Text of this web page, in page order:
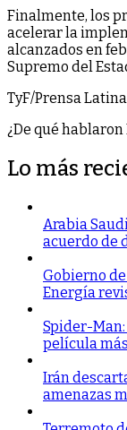
Finalmente, los
acelerar la
alcanzados en
Supremo del
TyF/Prensa Latina
¿De qué
Lo más
Arabia
acuerdo de
Gobierno
Energía
Spider-Man:
película
Irán
amenazas